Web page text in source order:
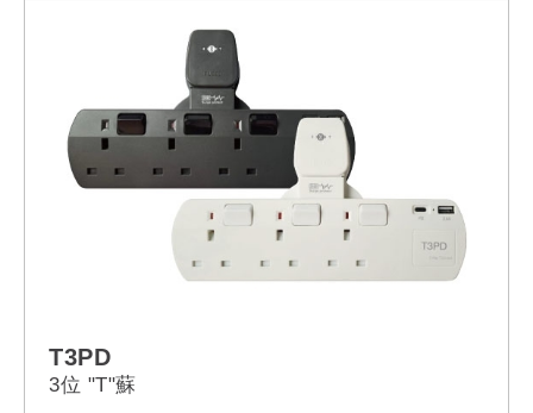
T3PD
3位 "T"蘇